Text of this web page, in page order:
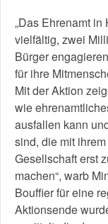
„Das Ehrenamt
vielfältig, zwei
Bürger
für ihre
Mit der Aktion
wie
ausfallen kann
sind, die mit
Gesellschaft erst
machen“, warb
Bouffier für eine
Aktionsende